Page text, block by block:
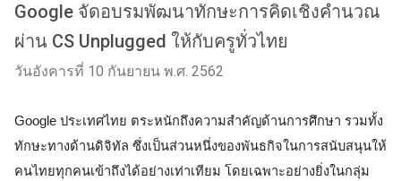
Google จัดอบรมพัฒนาทักษะการคิดเชิงคำนวณ
ผ่าน CS Unplugged ให้กับครูทั่วไทย
วันอังคารที่ 10 กันยายน พ.ศ. 2562
Google ประเทศไทย ตระหนักถึงความสำคัญด้านการศึกษา รวมทั้ง
ทักษะทางด้านดิจิทัล ซึ่งเป็นส่วนหนึ่งของพันธกิจในการสนับสนุนให้
คนไทยทุกคนเข้าถึงได้อย่างเท่าเทียม โดยเฉพาะอย่างยิ่งในกลุ่ม